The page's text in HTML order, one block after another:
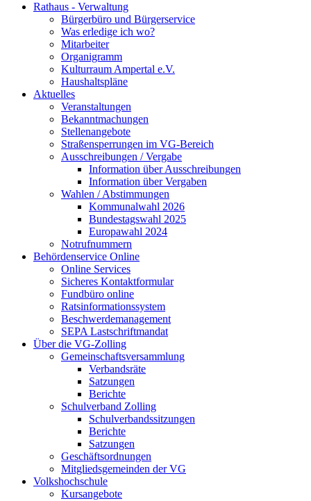
Rathaus - Verwaltung
Bürgerbüro und Bürgerservice
Was erledige ich wo?
Mitarbeiter
Organigramm
Kulturraum Ampertal e.V.
Haushaltspläne
Aktuelles
Veranstaltungen
Bekanntmachungen
Stellenangebote
Straßensperrungen im VG-Bereich
Ausschreibungen / Vergabe
Information über Ausschreibungen
Information über Vergaben
Wahlen / Abstimmungen
Kommunalwahl 2026
Bundestagswahl 2025
Europawahl 2024
Notrufnummern
Behördenservice Online
Online Services
Sicheres Kontaktformular
Fundbüro online
Ratsinformationssystem
Beschwerdemanagement
SEPA Lastschriftmandat
Über die VG-Zolling
Gemeinschaftsversammlung
Verbandsräte
Satzungen
Berichte
Schulverband Zolling
Schulverbandssitzungen
Berichte
Satzungen
Geschäftsordnungen
Mitgliedsgemeinden der VG
Volkshochschule
Kursangebote